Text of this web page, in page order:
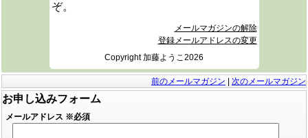
ぞ。
メールマガジンの解除
登録メールアドレスの変更
Copyright 加藤ようこ2026
前のメールマガジン 次のメールマガジン
お申し込みフォーム
メールアドレス ※必須